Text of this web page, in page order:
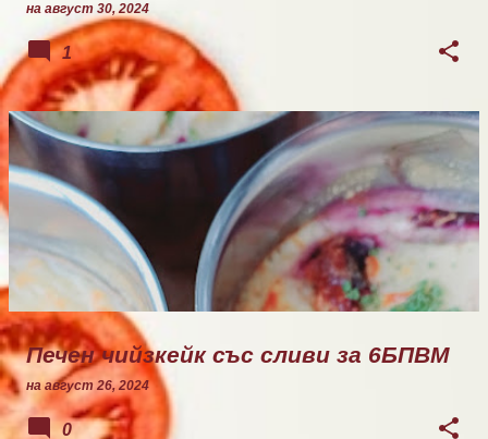
на август 30, 2024
1
Печен чийзкейк със сливи за 6БПВМ
наавгуст 26, 2024
0